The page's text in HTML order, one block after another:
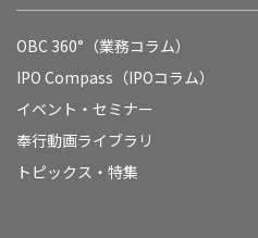
OBC 360°（業務コラム）
IPO Compass（IPOコラム）
イベント・セミナー
奉行動画ライブラリ
トピックス・特集